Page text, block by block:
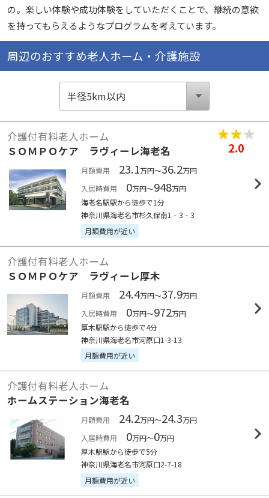
の。楽しい体験や成功体験をしていただくことで、継続の意欲
を持ってもらえるようなプログラムを考えています。
周辺のおすすめ老人ホーム・介護施設
介護付有料老人ホーム
ＳＯＭＰＯケア ラヴィーレ海老名
2.0
月額費用 23.1万円～36.2万円
入居時費用
0万円～948万円
海老名駅駅から徒歩で1分
神奈川県海老名市杉久保南1‐3‐3
月額費用が近い
介護付有料老人ホーム
ＳＯＭＰＯケア ラヴィーレ厚木
月額費用 24.4万円～37.9万円
入居時費用
0万円～972万円
厚木駅駅から徒歩で4分
神奈川県海老名市河原口1-3-13
月額費用が近い
介護付有料老人ホーム
ホームステーション海老名
月額費用 24.2万円～24.3万円
入居時費用
0万円～0万円
厚木駅駅から徒歩で5分
神奈川県海老名市河原口2-7-18
月額費用が近い